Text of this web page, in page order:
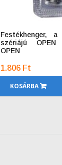
Festékhenger,
szériájú OPEN
OPEN
1.806 Ft
KOSÁRBA